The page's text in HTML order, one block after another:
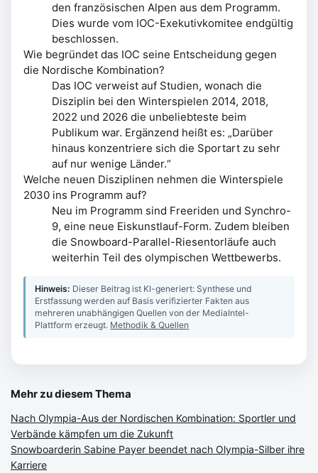
den französischen Alpen aus dem Programm.
Dies wurde vom IOC-Exekutivkomitee endgültig
beschlossen.
Wie begründet das IOC seine Entscheidung gegen
die Nordische Kombination?
Das IOC verweist auf Studien, wonach die
Disziplin bei den Winterspielen 2014, 2018,
2022 und 2026 die unbeliebteste beim
Publikum war. Ergänzend heißt es: „Darüber
hinaus konzentriere sich die Sportart zu sehr
auf nur wenige Länder.“
Welche neuen Disziplinen nehmen die Winterspiele
2030 ins Programm auf?
Neu im Programm sind Freeriden und Synchro-
9, eine neue Eiskunstlauf-Form. Zudem bleiben
die Snowboard-Parallel-Riesentorläufe auch
weiterhin Teil des olympischen Wettbewerbs.
Hinweis: Dieser Beitrag ist KI-generiert: Synthese und
Erstfassung werden auf Basis verifizierter Fakten aus
mehreren unabhängigen Quellen von der MediaIntel-
Plattform erzeugt. Methodik & Quellen
Mehr zu diesem Thema
Nach Olympia-Aus der Nordischen Kombination: Sportler und
Verbände kämpfen um die Zukunft
Snowboarderin Sabine Payer beendet nach Olympia-Silber ihre
Karriere